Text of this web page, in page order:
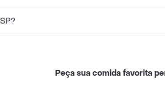
Peça sua comida favorita